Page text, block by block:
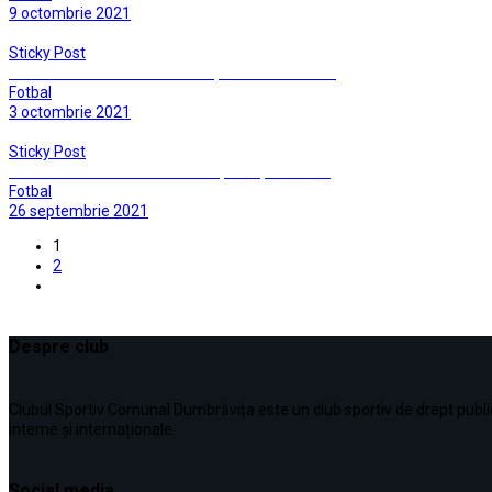
9 octombrie 2021
Sticky Post
Fotbal
3 octombrie 2021
Sticky Post
Fotbal
26 septembrie 2021
1
2
Despre club
Clubul Sportiv Comunal Dumbrăvița este un club sportiv de drept
interne şi internaționale.